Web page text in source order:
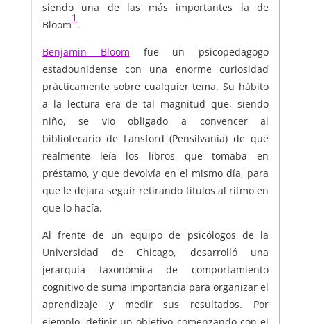
siendo una de las más importantes la de
Bloom
1
.
Benjamin Bloom fue un psicopedagogo
estadounidense con una enorme curiosidad
prácticamente sobre cualquier tema. Su hábito
a la lectura era de tal magnitud que, siendo
niño, se vio obligado a convencer al
bibliotecario de Lansford (Pensilvania) de que
realmente leía los libros que tomaba en
préstamo, y que devolvía en el mismo día, para
que le dejara seguir retirando títulos al ritmo en
que lo hacía.
Al frente de un equipo de psicólogos de la
Universidad de Chicago, desarrolló una
jerarquía taxonómica de comportamiento
cognitivo de suma importancia para organizar el
aprendizaje y medir sus resultados. Por